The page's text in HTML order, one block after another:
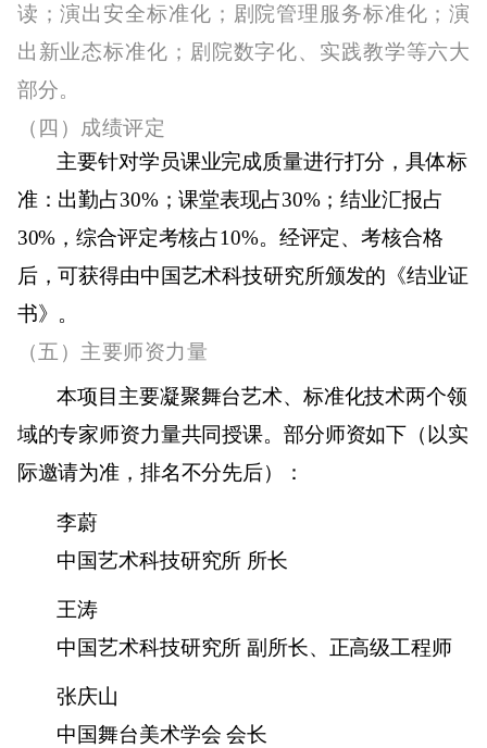
读；演出安全标准化；剧院管理服务标准化；演
出新业态标准化；剧院数字化、实践教学等六大
部分。
（四） 成绩评定
主要针对学员课业完成质量进行打分，具体标
准：出勤占30%；课堂表现占30%；结业汇报占
30% ，综合评定考核占10%。经评定、考核合格
后，可获得由中国艺术科技研究所颁发的《结业证
书》。
（五） 主要师资力量
本项目主要凝聚舞台艺术、标准化技术两个领
域的专家师资力量共同授课。部分师资如下（以实
际邀请为准，排名不分先后）：
李蔚
中国艺术科技研究所 所长
王涛
中国艺术科技研究所 副所长、正高级工程师
张庆山
中国舞台美术学会 会长